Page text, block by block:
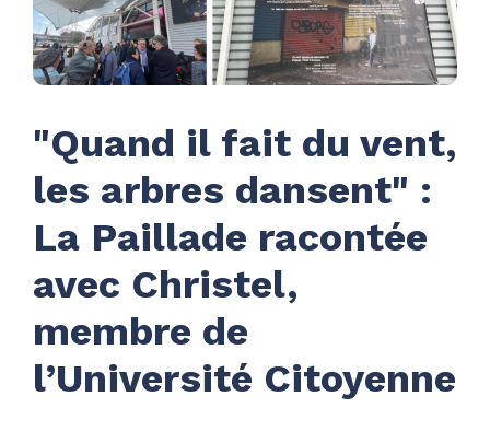
"Quand il fait du vent,
les arbres dansent" :
La Paillade racontée
avec Christel,
membre de
l’Université Citoyenne